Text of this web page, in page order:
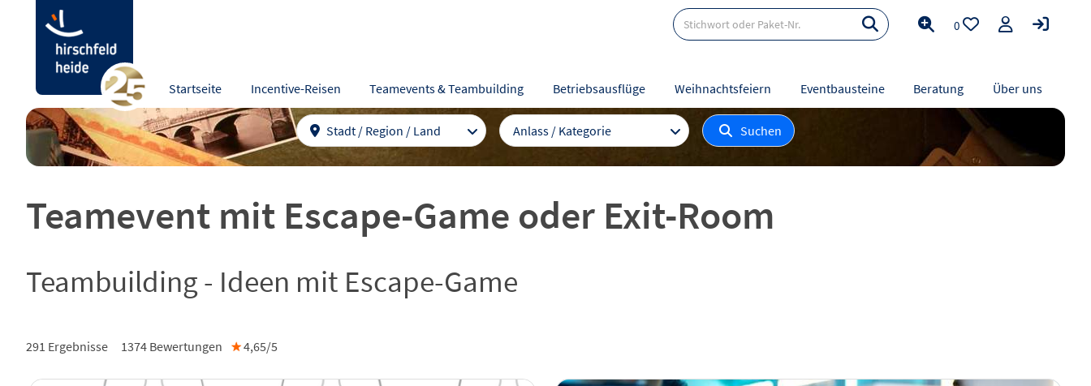
Startseite Incentive-Reisen Teamevents & Teambuilding Betriebsausflüge Weihnachtsfeiern Eventbausteine Beratung Über uns
0
Stadt / Region / Land Anlass / Kategorie Suchen
Teamevent mit Escape-Game oder Exit-Room
Teambuilding - Ideen mit Escape-Game
291 Ergebnisse 1374 Bewertungen ★4,65/5